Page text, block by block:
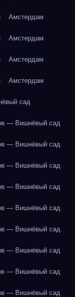
Амстердам
Амстердам
Амстердам
Амстердам
сад
— Вишнёвый сад
— Вишнёвый сад
— Вишнёвый сад
— Вишнёвый сад
— Вишнёвый сад
— Вишнёвый сад
— Вишнёвый сад
— Вишнёвый сад
— Вишнёвый сад